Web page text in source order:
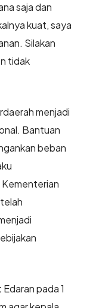
saja dan
kuat, saya
Silakan
tidak
menjadi
Bantuan
beban
pada 1